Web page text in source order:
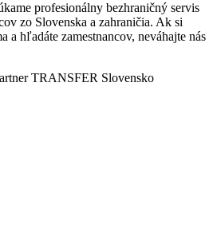
profesionálny bezhraničný servis
zo Slovenska a zahraničia. Ak si
a hľadáte zamestnancov, neváhajte nás
TRANSFER Slovensko